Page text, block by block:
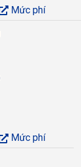
Mức phí
Mức phí